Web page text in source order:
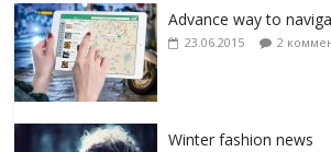
Advance way to
23.06.2015 2
Winter fashion news